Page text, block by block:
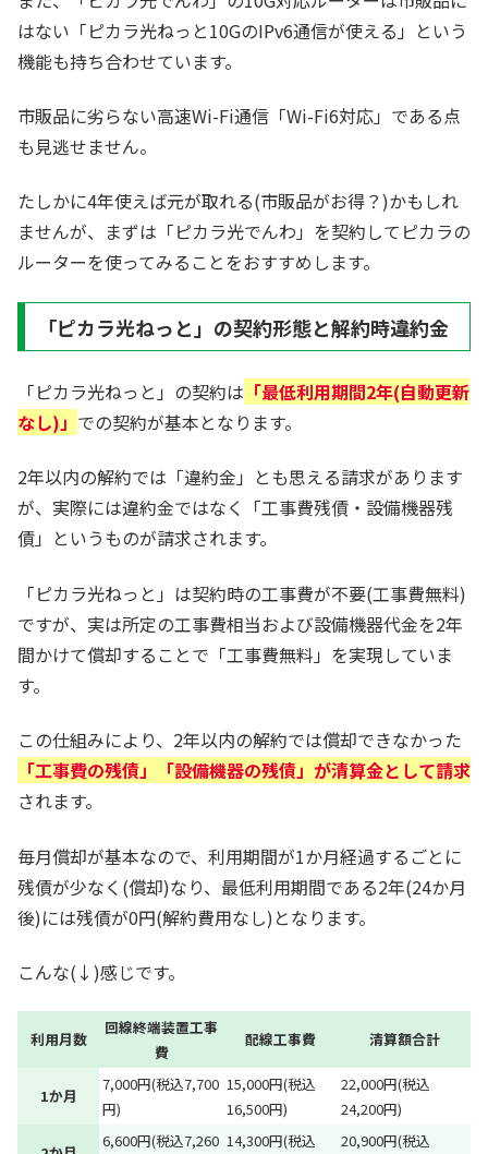
はない「ピカラ光ねっと10GのIPv6通信が使える」という
機能も持ち合わせています。
市販品に劣らない高速Wi-Fi通信「Wi-Fi6対応」である点
も見逃せません。
たしかに4年使えば元が取れる(市販品がお得？)かもしれ
ませんが、まずは「ピカラ光でんわ」を契約してピカラの
ルーターを使ってみることをおすすめします。
「ピカラ光ねっと」の契約形態と解約時違約金
「ピカラ光ねっと」の契約は 「最低利用期間2年(自動更新
なし)」 での契約が基本となります。
2年以内の解約では「違約金」とも思える請求があります
が、実際には違約金ではなく「工事費残債・設備機器残
債」というものが請求されます。
「ピカラ光ねっと」は契約時の工事費が不要(工事費無料)
ですが、実は所定の工事費相当および設備機器代金を2年
間かけて償却することで「工事費無料」を実現していま
す。
この仕組みにより、2年以内の解約では償却できなかった
「工事費の残債」「設備機器の残債」が清算金として請求
されます。
毎月償却が基本なので、利用期間が1か月経過するごとに
残債が少なく(償却)なり、最低利用期間である2年(24か月
後)には残債が0円(解約費用なし)となります。
こんな(↓)感じです。
利用月数
回線終端装置工事
費
配線工事費 清算額合計
1か月
7,000円(税込7,700
円)
15,000円(税込
16,500円)
22,000円(税込
24,200円)
6,600円(税込7,260 14,300円(税込
20,900円(税込